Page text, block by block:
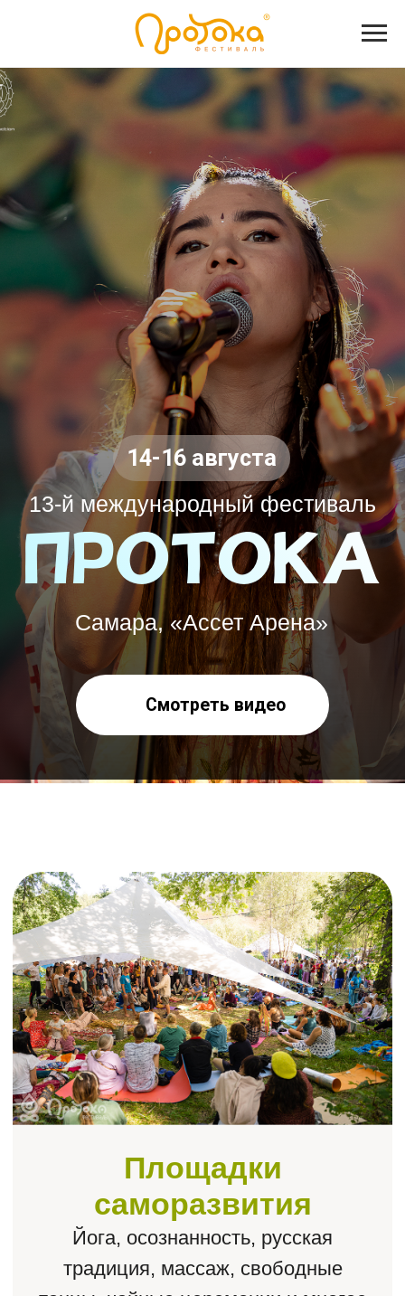
Смотреть видео
Самара, «Ассет Арена»
ПРОТОКА
13-й международный фестиваль
14-16 августа
Йога, осознанность, русская
традиция, массаж, свободные
танцы, чайные церемонии и многое
другое
Сотни событий
за 3 дня
Мастер-классы ведущих мастеров
со всей страны, практики всех
мировых традиций в одном месте